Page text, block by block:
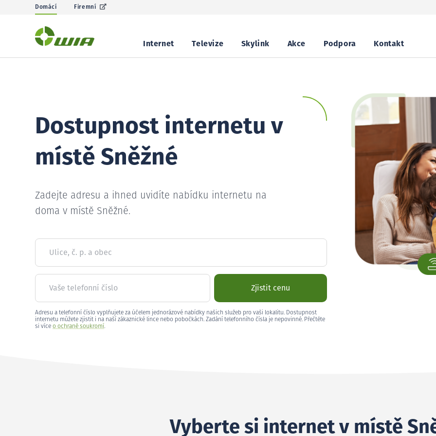
Domácí Firemní
Internet Televize Skylink Akce Podpora Kontakt
Dostupnost internetu v
místě Sněžné
Zadejte adresu a ihned uvidíte nabídku internetu na
doma v místě Sněžné.
Ulice, č. p. a obec
Vaše telefonní číslo Zjistit cenu
Adresu a telefonní číslo vyplňujete za účelem jednorázové nabídky našich služeb pro vaši lokalitu. Dostupnost
internetu můžete zjistit i na naší zákaznické lince nebo pobočkách. Zadání telefonního čísla je nepovinné. Přečtěte
si více o ochraně soukromí.
Vyberte si internet v místě